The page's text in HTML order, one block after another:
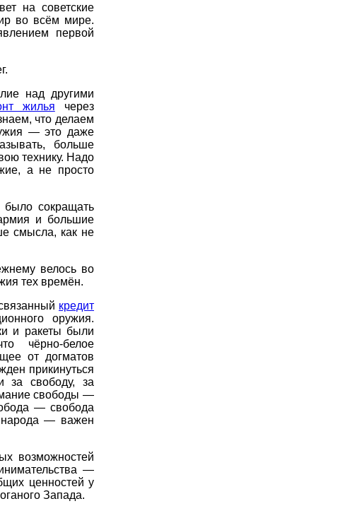
на советские
во всём мире.
первой
над другими
жилья через
что делаем
— это даже
больше
технику. Надо
а не просто
сокращать
и большие
смысла, как не
велось во
тех времён.
кредит
оружия.
и ракеты были
чёрно-белое
от догматов
прикинуться
свободу, за
свободы —
— свобода
народа — важен
возможностей
—
ценностей у
Запада.